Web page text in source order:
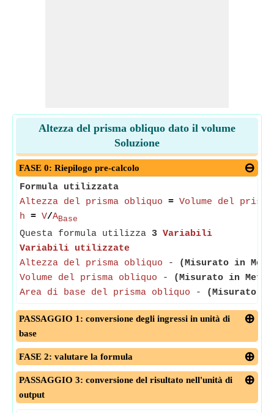
Altezza del prisma obliquo dato il volume
Soluzione
FASE 0: Riepilogo pre-calcolo
Formula utilizzata
Altezza del prisma obliquo = Volume del
h = V/ABase
Questa formula utilizza 3 Variabili
Variabili utilizzate
Altezza del prisma obliquo -
(Misurato in
Volume del prisma obliquo -
(Misurato in
Area di base del prisma obliquo - (Misurato
PASSAGGIO 1: conversione degli ingressi in unità di
base
FASE 2: valutare la formula
PASSAGGIO 3: conversione del risultato nell'unità di
output